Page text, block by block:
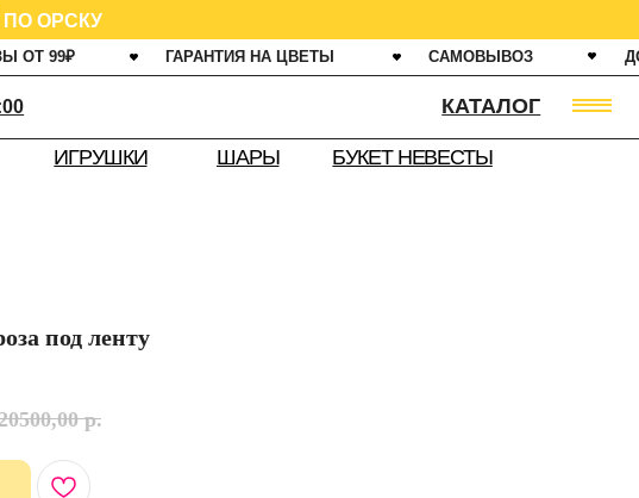
ГАРАНТИЯ НА ЦВЕТЫ САМОВЫВОЗ ДОСТАВКА ОТ 60 МИНУТ
ШАРЫ БУКЕТ НЕВЕСТЫ
под ленту
р.